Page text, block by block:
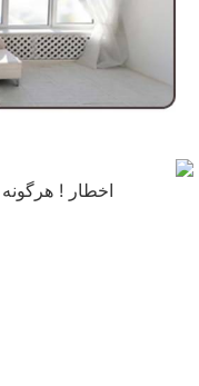
اخطار ! هرگونه